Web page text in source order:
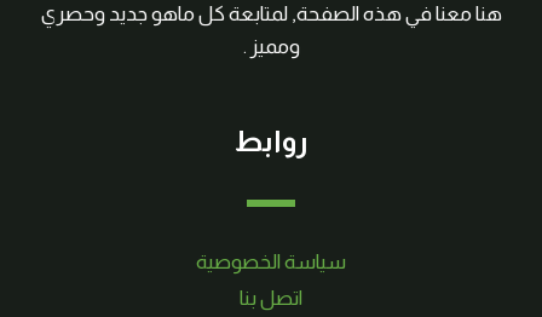
هنا معنا في هذه الصفحة, لمتابعة كل ماهو جديد وحصري
ومميز .
روابط
سياسة الخصوصية
اتصل بنا